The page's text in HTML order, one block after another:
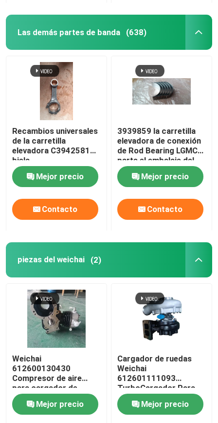
Las demás partes de banda (638)
Recambios universales
de la carretilla
elevadora C3942581
biela
Mejor precio
Contacto
3939859 la carretilla
elevadora de conexión
de Rod Bearing LGMC
parte el embalaje del
OEM
Mejor precio
Contacto
piezas del weichai (2)
Weichai
612600130430
Compresor de aire
para cargador de
ruedas LIUGONG
CLG855/856 Motor
diesel WP12、WD12、
Mejor precio
Cargador de ruedas
Weichai
612601111093
TurboCargador Para
CLG856H, CLG862H,
LG953, LG956, L956F,
LW500FV, LW500HV,
Mejor precio